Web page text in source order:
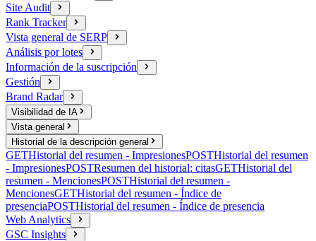
Site Audit
Rank Tracker
Vista general de SERP
Análisis por lotes
Información de la suscripción
Gestión
Brand Radar
Visibilidad de IA
Vista general
Historial de la descripción general
GETHistorial del resumen - ImpresionesPOSTHistorial del resumen
- ImpresionesPOSTResumen del historial: citasGETHistorial del
resumen - MencionesPOSTHistorial del resumen -
MencionesGETHistorial del resumen - Índice de
presenciaPOSTHistorial del resumen - Índice de presencia
Web Analytics
GSC Insights